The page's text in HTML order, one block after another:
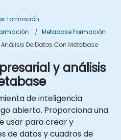
Formación
Metabase Formación
De Datos Con Metabase
y análisis
de inteligencia
abierto. Proporciona una
usar para crear y
de datos y cuadros de